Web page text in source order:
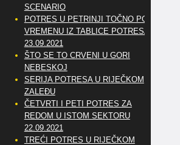
SCENARIO
POTRES U PETRINJI TOČNO PO
VREMENU IZ TABLICE POTRESA
23.09.2021
ŠTO SE TO CRVENI U GORI
NEBESKOJ
SERIJA POTRESA U RIJEČKOM
ZALEĐU
ČETVRTI I PETI POTRES ZA
REDOM U ISTOM SEKTORU
22.09.2021
TREĆI POTRES U RIJEČKOM